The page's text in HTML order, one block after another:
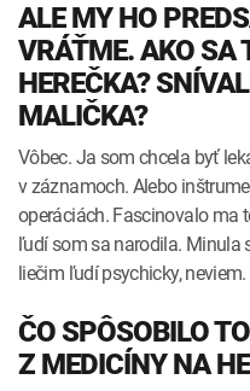
ALE MY HO
VRÁŤME. AKO SA
HEREČKA?
MALIČKA?
Vôbec. Ja som chcela byť
v záznamoch. Alebo
operáciách. Fascinovalo ma
ľudí som sa narodila. Minula
liečim ľudí psychicky, neviem.
ČO SPÔSOBILO
Z MEDICÍNY NA